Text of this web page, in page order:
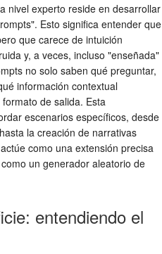
a nivel experto reside en desarrollar
Esto significa entender que
que carece de intuición
y, a veces, incluso "enseñada"
no solo saben qué preguntar,
información contextual
de salida. Esta
escenarios específicos, desde
la creación de narrativas
como una extensión precisa
un generador aleatorio de
entendiendo el